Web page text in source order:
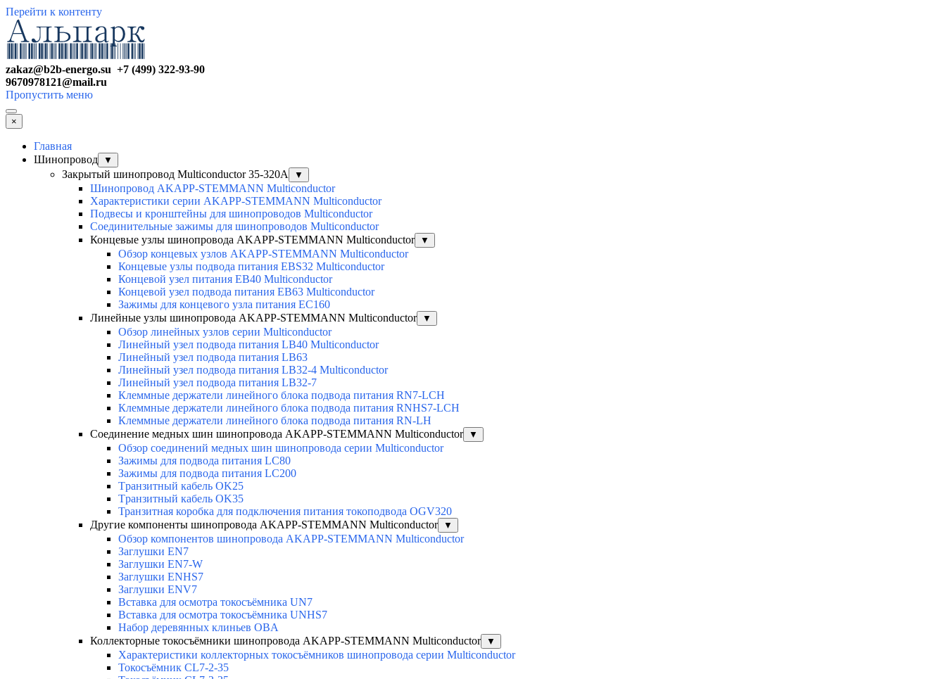
Перейти к контенту
zakaz@b2b-energo.su +7 (499) 322-93-90
9670978121@mail.ru
Пропустить меню
×
Главная
Шинопровод
▼
Закрытый шинопровод Multiconductor 35-320А ▼
Шинопровод AKAPP-STEMMANN Multiconductor
Характеристики серии AKAPP-STEMMANN Multiconductor
Подвесы и кронштейны для шинопроводов Multiconductor
Соединительные зажимы для шинопроводов Multiconductor
Концевые узлы шинопровода AKAPP-STEMMANN Multiconductor
▼
Обзор концевых узлов AKAPP-STEMMANN Multiconductor
Концевые узлы подвода питания EBS32 Multiconductor
Концевой узел питания EB40 Multiconductor
Концевой узел подвода питания EB63 Multiconductor
Зажимы для концевого узла питания EC160
Линейные узлы шинопровода AKAPP-STEMMANN Multiconductor
▼
Обзор линейных узлов серии Multiconductor
Линейный узел подвода питания LB40 Multiconductor
Линейный узел подвода питания LB63
Линейный узел подвода питания LB32-4 Multiconductor
Линейный узел подвода питания LB32-7
Клеммные держатели линейного блока подвода питания RN7-LCH
Клеммные держатели линейного блока подвода питания RNHS7-LCH
Клеммные держатели линейного блока подвода питания RN-LH
Соединение медных шин шинопровода AKAPP-STEMMANN Multiconductor
▼
Обзор соединений медных шин шинопровода серии Multiconductor
Зажимы для подвода питания LC80
Зажимы для подвода питания LC200
Tранзитный кабель OK25
Tранзитный кабель OK35
Транзитная коробка для подключения питания токоподвода OGV320
Другие компоненты шинопровода AKAPP-STEMMANN Multiconductor
▼
Обзор компонентов шинопровода AKAPP-STEMMANN Multiconductor
Заглушки EN7
Заглушки EN7-W
Заглушки ENHS7
Заглушки ENV7
Вставка для осмотра токосъёмника UN7
Вставка для осмотра токосъёмника UNHS7
Набор деревянных клиньев OBA
Коллекторные токосъёмники шинопровода AKAPP-STEMMANN Multiconductor
▼
Характеристики коллекторных токосъёмников шинопровода серии Multiconductor
Токосъёмник CL7-2-35